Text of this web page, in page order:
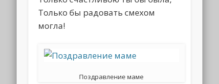
Только бы радовать смехом
могла!
Поздравление маме